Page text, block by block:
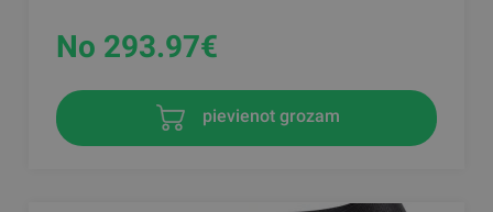
No 293.97€
pievienot grozam